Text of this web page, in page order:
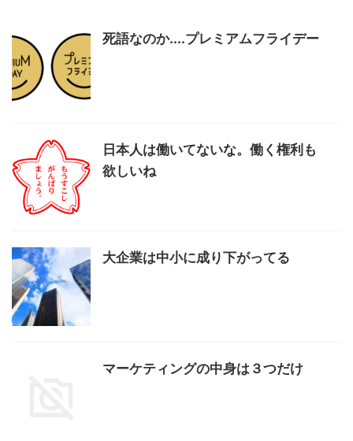
死語なのか....プレミアムフライデー
日本人は働いてないな。働く権利も
欲しいね
大企業は中小に成り下がってる
マーケティングの中身は３つだけ